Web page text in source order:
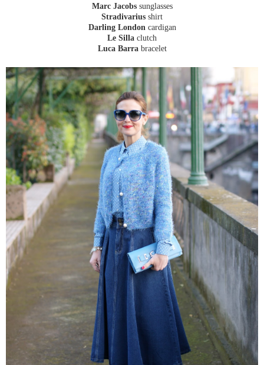
Marc Jacobssunglasses
Stradivarius shirt
Darling London cardigan
Le Silla clutch
Luca Barrabracelet